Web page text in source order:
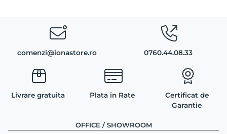
comenzi@ionastore.ro 0760.44.08.33
Livrare gratuita Plata in Rate
Certificat de
Garantie
OFFICE / SHOWROOM